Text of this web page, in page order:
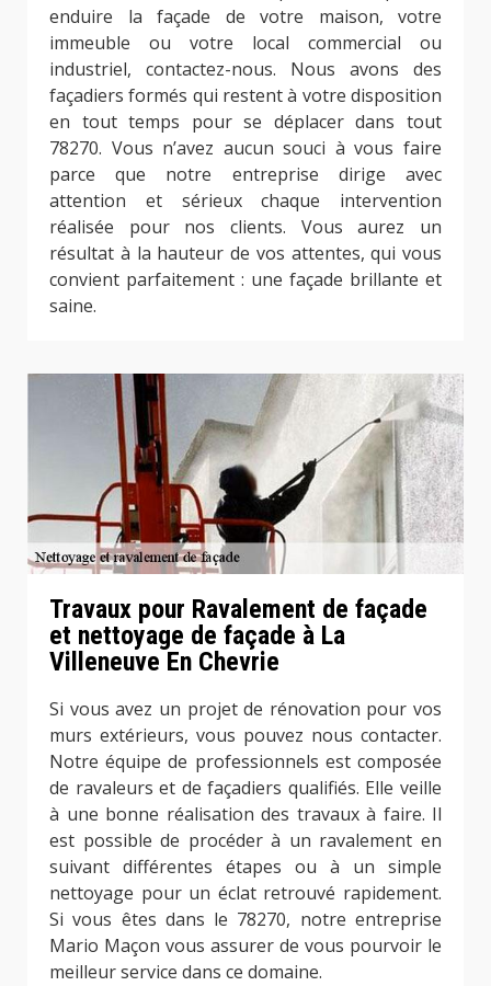
enduire la façade de votre maison, votre
immeuble ou votre local commercial ou
industriel, contactez-nous. Nous avons des
façadiers formés qui restent à votre disposition
en tout temps pour se déplacer dans tout
78270. Vous n’avez aucun souci à vous faire
parce que notre entreprise dirige avec
attention et sérieux chaque intervention
réalisée pour nos clients. Vous aurez un
résultat à la hauteur de vos attentes, qui vous
convient parfaitement : une façade brillante et
saine.
Travaux pour Ravalement de façade
et nettoyage de façade à La
Villeneuve En Chevrie
Si vous avez un projet de rénovation pour vos
murs extérieurs, vous pouvez nous contacter.
Notre équipe de professionnels est composée
de ravaleurs et de façadiers qualifiés. Elle veille
à une bonne réalisation des travaux à faire. Il
est possible de procéder à un ravalement en
suivant différentes étapes ou à un simple
nettoyage pour un éclat retrouvé rapidement.
Si vous êtes dans le 78270, notre entreprise
Mario Maçon vous assurer de vous pourvoir le
meilleur service dans ce domaine.